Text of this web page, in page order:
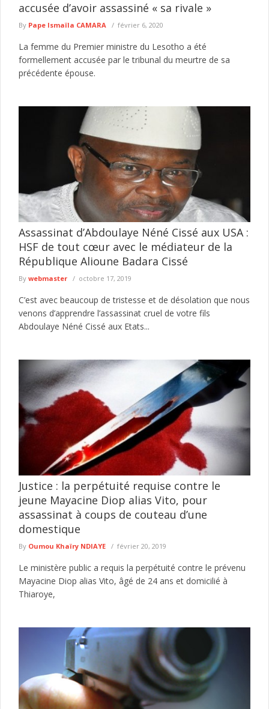
accusée d’avoir assassiné « sa rivale »
By Pape Ismaïla CAMARA février 6, 2020
La femme du Premier ministre du Lesotho a été
formellement accusée par le tribunal du meurtre de sa
précédente épouse.
Assassinat d’Abdoulaye Néné Cissé aux USA :
HSF de tout cœur avec le médiateur de la
République Alioune Badara Cissé
By webmaster octobre 17, 2019
C’est avec beaucoup de tristesse et de désolation que nous
venons d’apprendre l’assassinat cruel de votre fils
Abdoulaye Néné Cissé aux Etats...
Justice : la perpétuité requise contre le
jeune Mayacine Diop alias Vito, pour
assassinat à coups de couteau d’une
domestique
By Oumou Khaïry NDIAYE février 20, 2019
Le ministère public a requis la perpétuité contre le prévenu
Mayacine Diop alias Vito, âgé de 24 ans et domicilié à
Thiaroye,